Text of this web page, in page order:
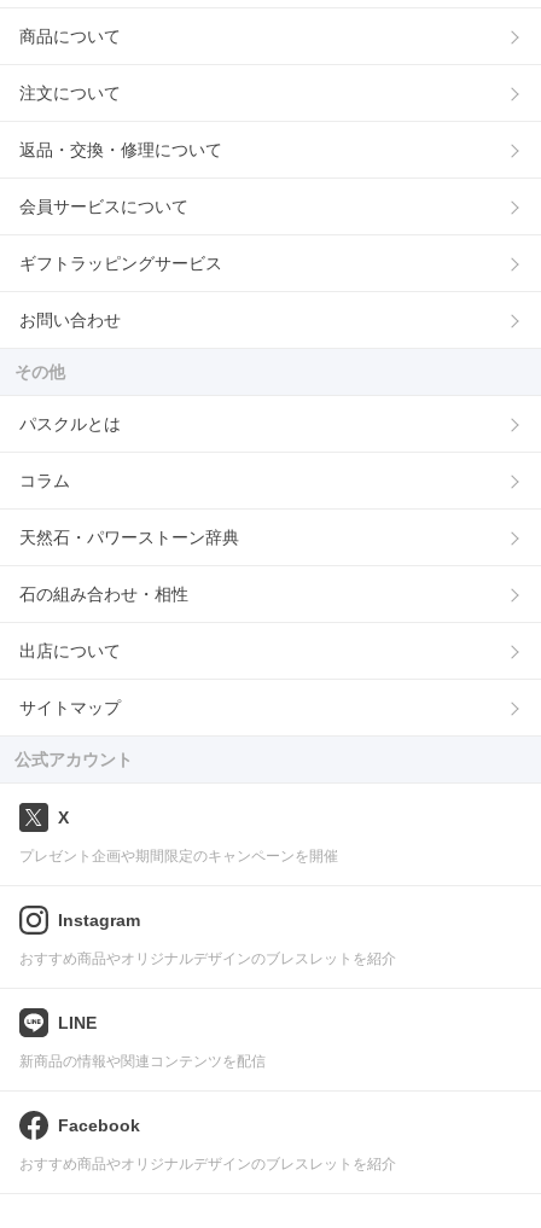
商品について
注文について
返品・交換・修理について
会員サービスについて
ギフトラッピングサービス
お問い合わせ
その他
パスクルとは
コラム
天然石・パワーストーン辞典
石の組み合わせ・相性
出店について
サイトマップ
公式アカウント
X
プレゼント企画や期間限定のキャンペーンを開催
Instagram
おすすめ商品やオリジナルデザインのブレスレットを紹介
LINE
新商品の情報や関連コンテンツを配信
Facebook
おすすめ商品やオリジナルデザインのブレスレットを紹介